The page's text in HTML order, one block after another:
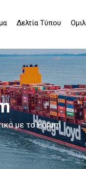
Δελτία Τύπου
με το Forum